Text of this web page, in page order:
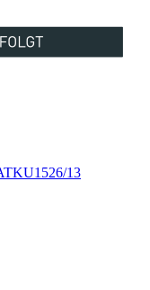
13